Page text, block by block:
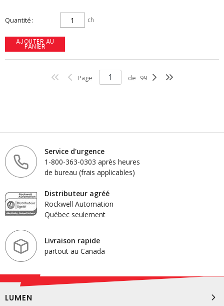
Quantité ch
AJOUTER AU
PANIER
Page de 99
Service d'urgence
1-800-363-0303 après heures
de bureau (frais applicables)
Distributeur agréé
Rockwell Automation
Québec seulement
Livraison rapide
partout au Canada
LUMEN